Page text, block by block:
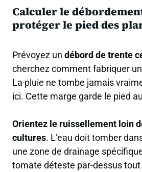
Calculer le
protéger le pied des
Prévoyez un débord de trente
cherchez comment fabriquer
La pluie ne tombe jamais
ici. Cette marge garde le pied
Orientez le ruissellement loin
cultures. L’eau doit tomber
une zone de drainage
tomate déteste par-dessus tout